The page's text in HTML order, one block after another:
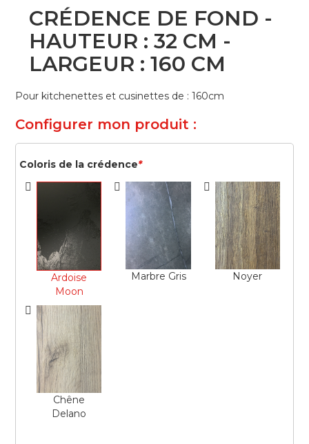
the
beginning
the
images
gallery
CRÉDENCE DE FOND -
HAUTEUR : 32 CM -
LARGEUR : 160 CM
Pour kitchenettes et cusinettes de : 160cm
Configurer mon produit :
*
Coloris de la crédence
Ardoise
Moon
Marbre Gris Noyer
Chêne
Delano